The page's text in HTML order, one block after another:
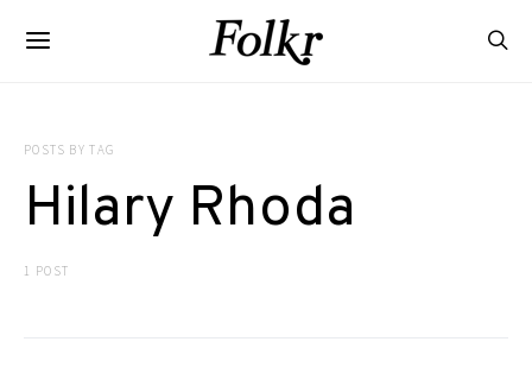
POSTS BY TAG
Hilary Rhoda
1 POST